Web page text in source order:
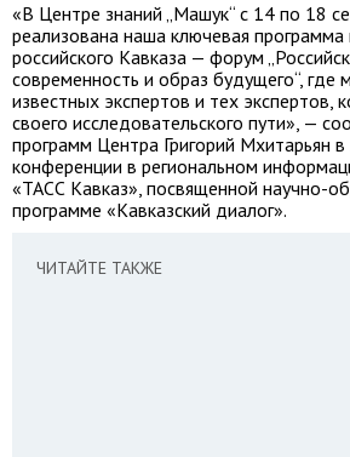
«В Центре знаний „Машук“ с 14 по 18
реализована наша ключевая
российского Кавказа — форум
современность и образ будущего“, где
известных экспертов и тех экспертов,
своего исследовательского пути», —
программ Центра Григорий Мхитарьян
конференции в региональном
«ТАСС Кавказ», посвященной научно-
программе «Кавказский диалог».
ЧИТАЙТЕ ТАКЖЕ